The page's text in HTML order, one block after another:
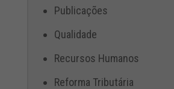
Publicações
Qualidade
Recursos Humanos
Reforma Tributária